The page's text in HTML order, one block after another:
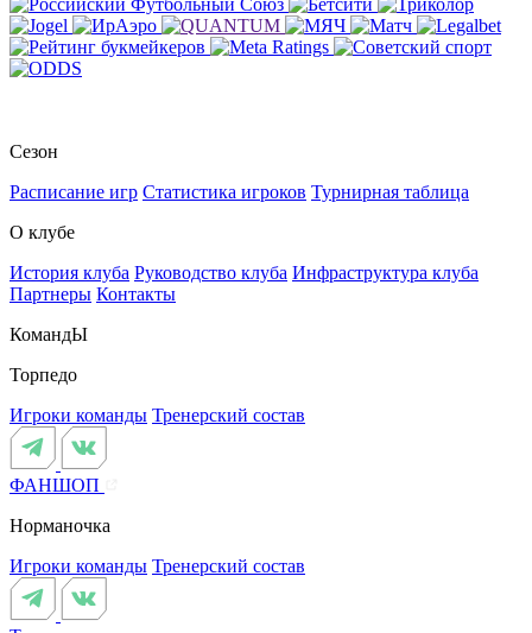
Сезон
Расписание игр Статистика игроков Турнирная таблица
О клубе
История клуба Руководство клуба Инфраструктура клуба
Партнеры Контакты
КомандЫ
Торпедо
Игроки команды Тренерский состав
ФАНШОП
Норманочка
Игроки команды Тренерский состав